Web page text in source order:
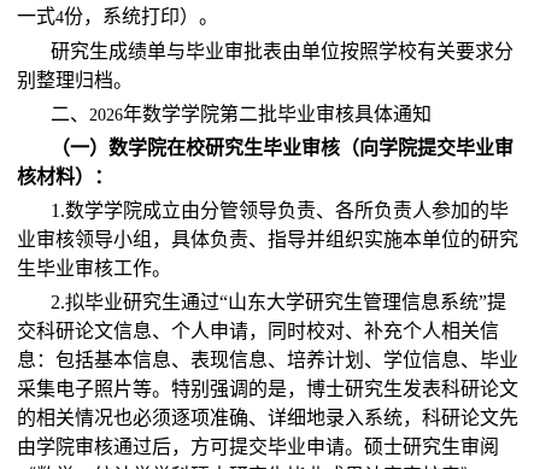
一式4份，系统打印）。
研究生成绩单与毕业审批表由单位按照学校有关要求分
别整理归档。
二、
2026年数学学院第二批毕业审核具体通知
（一）数学院在校研究生毕业审核（向学院提交毕业审
核材料）：
1.数学学院成立由分管领导负责、各所负责人参加的毕
业审核领导小组，具体负责、指导并组织实施本单位的研究
生毕业审核工作。
2.拟毕业研究生通过“山东大学研究生管理信息系统”提
交科研论文信息、个人申请，同时校对、补充个人相关信
息：包括基本信息、表现信息、培养计划、学位信息、毕业
采集电子照片等。特别强调的是，博士研究生发表科研论文
的相关情况也必须逐项准确、详细地录入系统，科研论文先
由学院审核通过后，方可提交毕业申请。硕士研究生审阅